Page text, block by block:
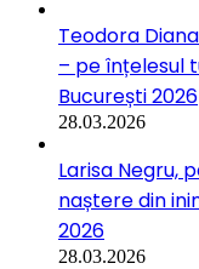
Teodora
– pe înțelesul
București 2026
28.03.2026
Larisa Negru,
naștere din
2026
28.03.2026